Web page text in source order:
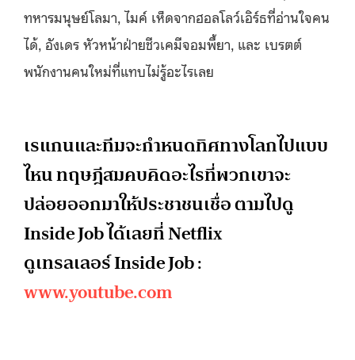
ทหารมนุษย์โลมา, ไมค์ เห็ดจากฮอลโลว์เอิร์ธที่อ่านใจคน
ได้, อังเดร หัวหน้าฝ่ายชีวเคมีจอมพี้ยา, และ เบรตต์
พนักงานคนใหม่ที่แทบไม่รู้อะไรเลย
เรแกนและทีมจะกำหนดทิศทางโลกไปแบบ
ไหน ทฤษฎีสมคบคิดอะไรที่พวกเขาจะ
ปล่อยออกมาให้ประชาชนเชื่อ ตามไปดู
Inside Job ได้เลยที่ Netflix
ดูเทรลเลอร์ Inside Job :
www.youtube.com